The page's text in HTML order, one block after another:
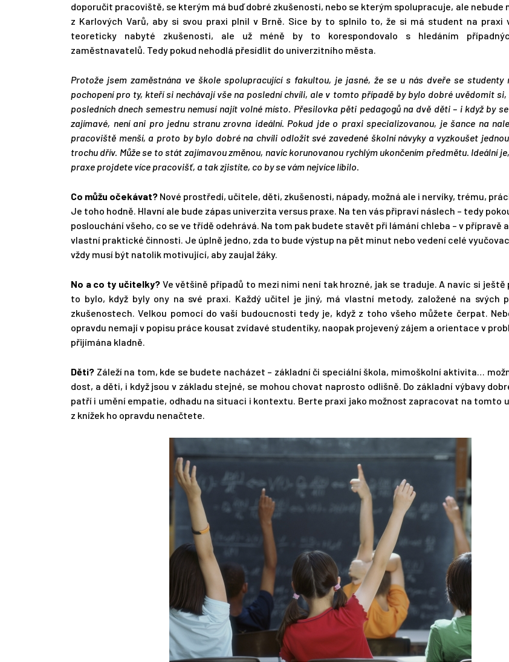
doporučit pracoviště, se kterým má buď dobré zkušenosti, nebo se kterým spolupracuje, ale
z Karlových Varů, aby si svou praxi plnil v Brně. Sice by to splnilo to, že si má student na praxi
teoreticky nabyté zkušenosti, ale už méně by to korespondovalo s hledáním
zaměstnavatelů. Tedy pokud nehodlá přesídlit do univerzitního města.
Protože jsem zaměstnána ve škole spolupracující s fakultou, je jasné, že se u nás dveře se studenty
pochopení pro ty, kteří si nechávají vše na poslední chvíli, ale v tomto případě by bylo dobré uvědomit si,
posledních dnech semestru nemusí najít volné místo. Přesilovka pěti pedagogů na dvě děti – i když by
zajímavé, není ani pro jednu stranu zrovna ideální. Pokud jde o praxi specializovanou, je šance na
pracoviště menší, a proto by bylo dobré na chvíli odložit své zavedené školní návyky a vyzkoušet
trochu dřív. Může se to stát zajímavou změnou, navíc korunovanou rychlým ukončením předmětu. Ideální
praxe projdete více pracovišť, a tak zjistíte, co by se vám nejvíce líbilo.
Co můžu očekávat? Nové prostředí, učitele, děti, zkušenosti, nápady, možná ale i nervíky, trému,
Je toho hodně. Hlavní ale bude zápas univerzita versus praxe. Na ten vás připraví náslech – tedy
poslouchání všeho, co se ve třídě odehrává. Na tom pak budete stavět při lámání chleba – v přípravě
vlastní praktické činnosti. Je úplně jedno, zda to bude výstup na pět minut nebo vedení celé
vždy musí být natolik motivující, aby zaujal žáky.
No a co ty učitelky? Ve většině případů to mezi nimi není tak hrozné, jak se traduje. A navíc si ještě
to bylo, když byly ony na své praxi. Každý učitel je jiný, má vlastní metody, založené na svých
zkušenostech. Velkou pomocí do vaší budoucnosti tedy je, když z toho všeho můžete čerpat.
opravdu nemají v popisu práce kousat zvídavé studentíky, naopak projevený zájem a orientace v
přijímána kladně.
Děti? Záleží na tom, kde se budete nacházet – základní či speciální škola, mimoškolní aktivita…
dost, a děti, i když jsou v základu stejné, se mohou chovat naprosto odlišně. Do základní výbavy
patří i umění empatie, odhadu na situaci i kontextu. Berte praxi jako možnost zapracovat na tomto
z knížek ho opravdu nenačtete.